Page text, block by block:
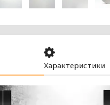
Характеристики